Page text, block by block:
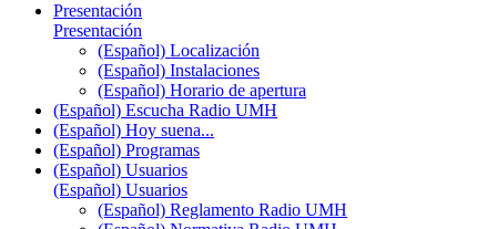
Presentación
Presentación
(Español) Localización
(Español) Instalaciones
(Español) Horario de apertura
(Español) Escucha Radio UMH
(Español) Hoy suena...
(Español) Programas
(Español) Usuarios
(Español) Usuarios
(Español) Reglamento Radio UMH